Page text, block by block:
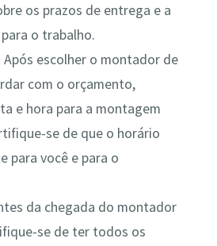
os prazos de entrega e a
o trabalho.
Após escolher o montador de
com o orçamento,
e hora para a montagem
se de que o horário
para você e para o
da chegada do montador
se de ter todos os